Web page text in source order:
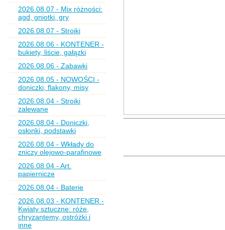
2026.08.07 - Mix różności:
agd, gniotki, gry
2026.08.07 - Stroiki
2026.08.06 - KONTENER -
bukiety, liście, gałązki
2026.08.06 - Zabawki
2026.08.05 - NOWOŚCI -
doniczki, flakony, misy
2026.08.04 - Stroiki
zalewane
2026.08.04 - Doniczki,
osłonki, podstawki
2026.08.04 - Wkłady do
zniczy olejowo-parafinowe
2026.08.04 - Art.
papiernicze
2026.08.04 - Baterie
2026.08.03 - KONTENER -
Kwiaty sztuczne: róże,
chryzantemy, ostróżki i
inne